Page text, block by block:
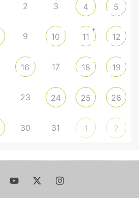
2 3 4 5
9 10 11
+
12
16 17 18 19
23 24 25 26
30 31 1 2